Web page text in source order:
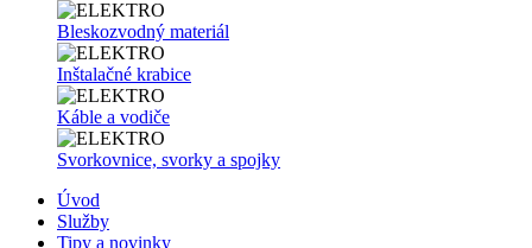
Bleskozvodný materiál
Inštalačné krabice
Káble a vodiče
Svorkovnice, svorky a spojky
Úvod
Služby
Tipy a novinky